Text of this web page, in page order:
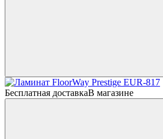
Бесплатная доставкаВ магазине